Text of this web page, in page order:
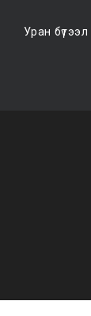
Уран бүтээл